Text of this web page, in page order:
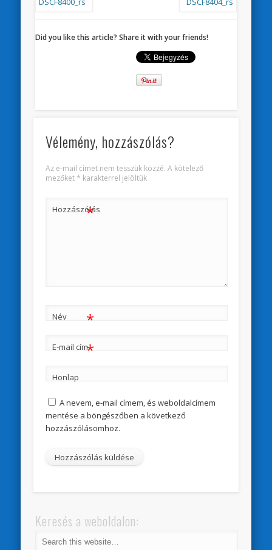
Did you like this article? Share it with your friends!
Vélemény, hozzászólás?
Az e-mail címet nem tesszük közzé. A kötelező
mezőket* karakterrel jelöltük
Hozzászólás
*
Név *
E-mail cím*
Honlap
A nevem, e-mail címem, és weboldalcímem
mentése a böngészőben a következő
hozzászólásomhoz.
Keresés a weboldalon: